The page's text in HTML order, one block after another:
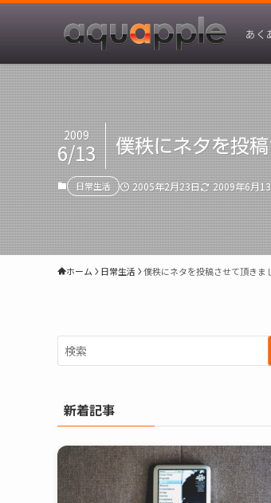
あく
僕秩にネタを投
2009
6/13
日常生活 2005年2月23日 2009年6月
ホーム 日常生活 僕秩にネタを投稿させて頂きま
新着記事